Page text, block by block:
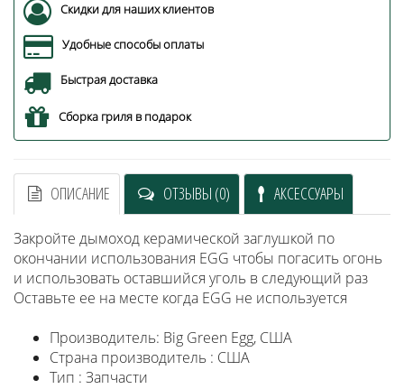
Скидки для наших клиентов
Удобные способы оплаты
Быстрая доставка
Сборка гриля в подарок
ОПИСАНИЕ ОТЗЫВЫ (0) АКСЕССУАРЫ
Закройте дымоход керамической заглушкой по
окончании использования EGG чтобы погасить огонь
и использовать оставшийся уголь в следующий раз
Оставьте ее на месте когда EGG не используется
Производитель: Big Green Egg, США
Страна производитель : США
Тип : Запчасти